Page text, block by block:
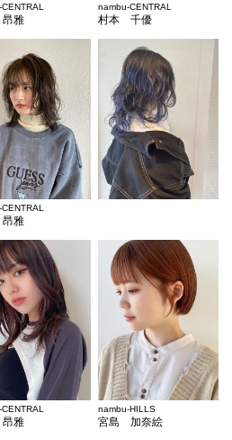
雅
nambu-CENTRAL
村本 千優
雅
雅
nambu-HILLS
宮島 加奈絵